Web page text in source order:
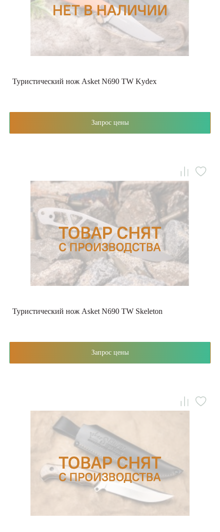
Туристический нож Asket N690 TW Kydex
Запрос цены
Туристический нож Asket N690 TW Skeleton
Запрос цены